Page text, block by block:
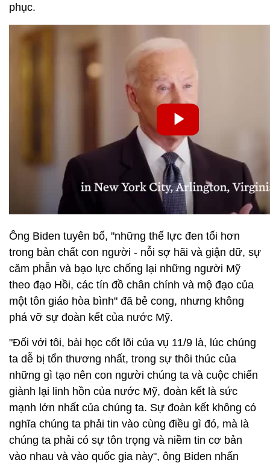
phục.
Ông Biden tuyên bố, "những thế lực đen tối hơn
trong bản chất con người - nỗi sợ hãi và giận dữ, sự
căm phẫn và bạo lực chống lại những người Mỹ
theo đạo Hồi, các tín đồ chân chính và mộ đạo của
một tôn giáo hòa bình" đã bẻ cong, nhưng không
phá vỡ sự đoàn kết của nước Mỹ.
"Đối với tôi, bài học cốt lõi của vụ 11/9 là, lúc chúng
ta dễ bị tổn thương nhất, trong sự thôi thúc của
những gì tạo nên con người chúng ta và cuộc chiến
giành lại linh hồn của nước Mỹ, đoàn kết là sức
mạnh lớn nhất của chúng ta. Sự đoàn kết không có
nghĩa chúng ta phải tin vào cùng điều gì đó, mà là
chúng ta phải có sự tôn trọng và niềm tin cơ bản
vào nhau và vào quốc gia này", ông Biden nhấn